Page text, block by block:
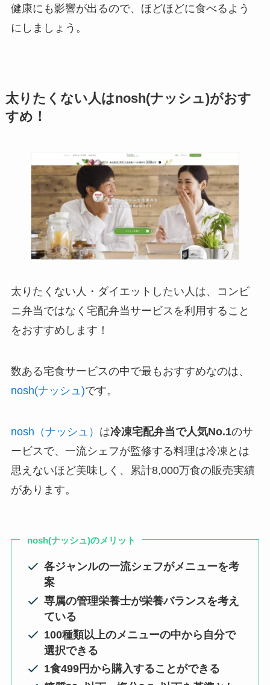
健康にも影響が出るので、ほどほどに食べるよう
にしましょう。
太りたくない人はnosh(ナッシュ)がおす
すめ！
太りたくない人・ダイエットしたい人は、コンビ
ニ弁当ではなく宅配弁当サービスを利用すること
をおすすめします！
数ある宅食サービスの中で最もおすすめなのは、
nosh(ナッシュ)です。
nosh（ナッシュ） は冷凍宅配弁当で人気No.1のサ
ービスで、一流シェフが監修する料理は冷凍とは
思えないほど美味しく、累計8,000万食の販売実績
があります。
nosh(ナッシュ)のメリット
各ジャンルの一流シェフがメニューを考
案
専属の管理栄養士が栄養バランスを考え
ている
100種類以上のメニューの中から自分で
選択できる
1食499円から購入することができる